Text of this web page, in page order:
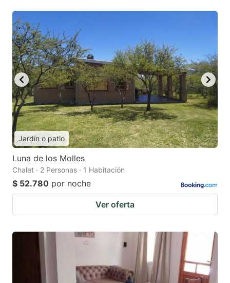
Jardín o patio
Luna de los Molles
Chalet · 2 Personas · 1 Habitación
$ 52.780 por noche
Ver oferta